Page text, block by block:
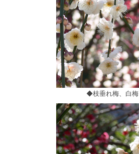
◆枝垂れ梅、白梅